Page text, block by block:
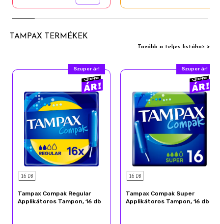
TAMPAX TERMÉKEK
Tovább a teljes listához >
Szuper ár!
16 DB
Tampax Compak Regular
Applikátoros Tampon, 16 db
Szuper ár!
16 DB
Tampax Compak Super
Applikátoros Tampon, 16 db